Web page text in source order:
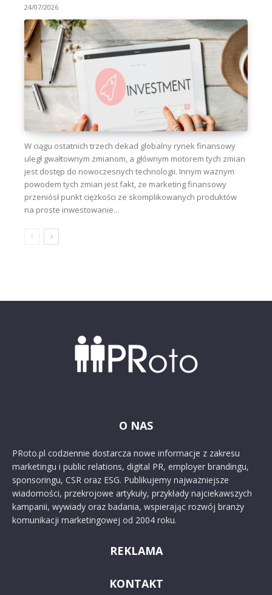
24/07/2026
W ciągu ostatnich trzech dekad globalny rynek finansowy
uległ gwałtownym zmianom, a głównym motorem tych zmian
jest dostęp do nowoczesnych technologii. Innym ważnym
powodem tych zmian jest fakt, że marketing finansowy
przeniósł punkt ciężkości ze skomplikowanych produktów
na proste inwestowanie...
O NAS
PRoto.pl codziennie dostarcza nowe informacje z zakresu
marketingu i public relations, digital PR, employer brandingu,
sponsoringu, CSR oraz ESG. Publikujemy najważniejsze
wiadomości, przekrojowe artykuły, przykłady najciekawszych
kampanii, wywiady oraz badania, wspierając rozwój branży
komunikacji marketingowej od 2004 roku.
REKLAMA
KONTAKT